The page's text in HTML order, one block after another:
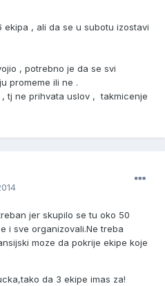
ekipa , ali da se u subotu izostavi
, potrebno je da se svi
promeme ili ne .
tj ne prihvata uslov , takmicenje
jer skupilo se tu oko 50
i sve organizovali.Ne treba
moze da pokrije ekipe koje
da 3 ekipe imas za!